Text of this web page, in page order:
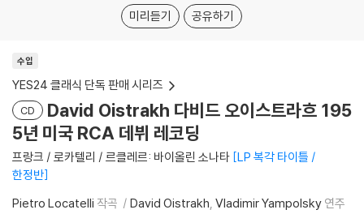
미리듣기 공유하기
수입
YES24 클래식 단독 판매 시리즈
CD
David Oistrakh 다비드 오이스트라흐 195
5년 미국 RCA 데뷔 레코딩
프랑크 / 로카텔리 / 르클레르: 바이올린 소나타 LP 복각 타이틀 /
한정반
Pietro Locatelli 작곡 David Oistrakh Vladimir Yampolsky 연주